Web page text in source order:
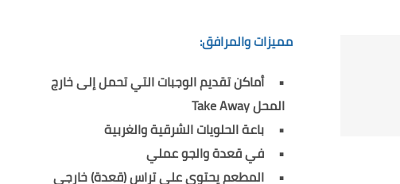
مميزات والمرافق:
أماكن تقديم الوجبات التي تحمل إلى خارج
المحل Take Away
باعة الحلويات الشرقية والغربية
في قعدة والجو عملي
المطعم يحتوي على تراس (قعدة) خارجي